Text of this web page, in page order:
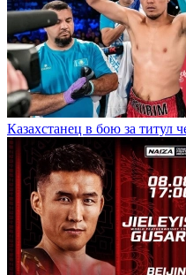
Казахстанец в бою за титул